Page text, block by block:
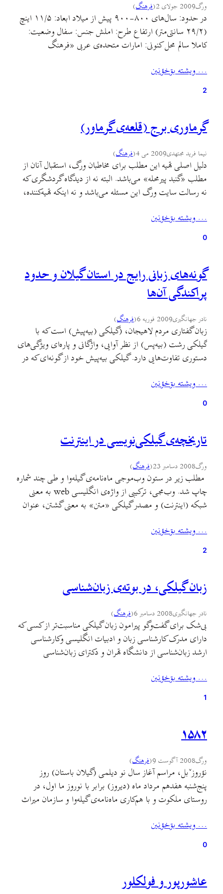
ورگ2009 جولای 2 (فرهنگ)
در حدود: سال‌های ۸۰۰-۹۰۰ پیش از میلاد ابعاد: ۱۱/۵ اینچ
(۲۹/۲ سانتی‌متر) ارتفاع طرح: املش جنس: سفال وضعیت:
کاملا سالم محل کنونی: امارات متحده‌ی عربی «فرهنگ
دهه‌های اخیر به دست آمده شناخته می‌شود. جدای از این
حقیقت که مردم املش هنرمندان و صنعتگرانی بسیار ماهر بودند،
… ويشته بۊخؤنين
2
گرماوری برج (قلعه‌ی گرماور)
نیما فرید مجتهدی2009 می 4 (فرهنگ)
دلیل اصلی تهیه این مطلب برای مخاطبان ورگ، استقبال آنان از
مطلب «گنبد پیرمحله» می‌باشد. البته نه از دیدگاه گردشگری که
نه رسالت سایت ورگ این مسئله می‌باشد و نه اینکه تهیه‌کننده،
پیر‌محله» بر‌می‌آید، [متاسفانه به دلیل آسیبی که به آرشیو ورگ
وارد آمده…
… ويشته بۊخؤنين
0
گونه‌های زبانی رايج در استان گيلان و حدود
پراکندگی آن‌ها
نادر جهانگیری2009 فوریه 6 (فرهنگ)
زبان گفتاری مردم لاهيجان، (گيلکی (بيه‌پيش) است که با
گيلکی رشت (بيه‌پس) از نظر آوايی، واژگانی و پاره‌ای ويژگی‌های
دستوری تفاوت‌هايی دارد. گيلکی بيه‌پيش خود از گونه‌ای که در
است. گيلکی از گروه زبان‌های شمال غربی يا گروه زبان‌های
کرانه‌ی خزر است. ديگر زبان‌های اين…
… ويشته بۊخؤنين
0
تاريخچه‌ی گيلکی‌نويسی در اينترنت
ورگ2008 دسامبر 23 (فرهنگ)
مطلب زير در ستون وب‌موجی ماه‌نامه‌ی گيله‌وا و طی چند شماره
چاپ شد. وب‌مجی، ترکيبی از واژه‌ی انگليسی web به معنی
شبکه (اينترنت) و مصدر گيلکی «متن» به معنی گشتن، عنوان
به نوعی به زبان گيلکی يا هويت قومی گيلکان می‌پردازند.
… ويشته بۊخؤنين
2
زبان گيلکی، در بوته‌ی زبان‌شناسی
نادر جهانگیری2008 دسامبر 6 (فرهنگ)
بی‌شک برای گفت‌وگو پيرامون زبان گيلکی مناسبت‌تر از کسی که
دارای مدرک کارشناسی زبان و ادبيات انگليسی وکارشناسی
ارشد زبان‌شناسی از دانشگاه تهران و دکترای زبان‌شناسی
به ويژه اگر اين شخص، خود گيلک باشد و جالب‌تر آن‌که تز
دکترای‌اش «بررسی جنبه‌های اجتماعی و فرهنگی زبان‌ها» باشد.
… ويشته بۊخؤنين
1
۱۵۸۲
ورگ2008 آگوست 9 (فرهنگ)
نؤروزˇبل، مراسم آغاز سال نو ديلمی (گيلان باستان) روز
پنج‌شنبه هفدهم مرداد ماه (ديروز) برابر با نوروز ما اول، در
روستای ملکوت و با هم‌کاری ماه‌نامه‌ی گيله‌وا و سازمان ميراث
بازبرگزاری اين مراسم باستانی، جمعيت بيش‌تری نسبت به دو
سال پيش‌تر گرد هم آمده بودند…
… ويشته بۊخؤنين
0
عاشورپور و فولکلور